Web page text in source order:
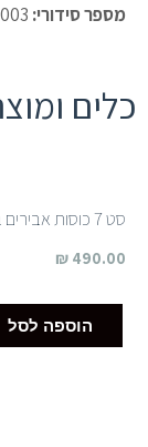
מספר סידורי:
כלים
סט 7 כוסות אבירים בגוון כחול לילה
₪ 490.00
הוספה לסל